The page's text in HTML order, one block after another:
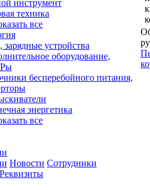
инструмент
техника
все
устройства
оборудование,
бесперебойного питания,
энергетика
все
Новости Сотрудники
Реквизиты